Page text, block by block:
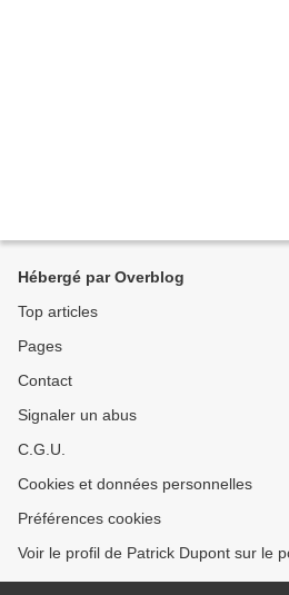
Hébergé par Overblog
Top articles
Pages
Contact
Signaler un abus
C.G.U.
Cookies et données personnelles
Préférences cookies
Voir le profil de Patrick Dupont sur le